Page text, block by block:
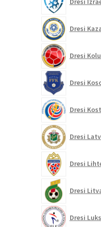
Dresi
Dresi
Dresi
Dresi
Dresi
Dresi
Dresi
Dresi